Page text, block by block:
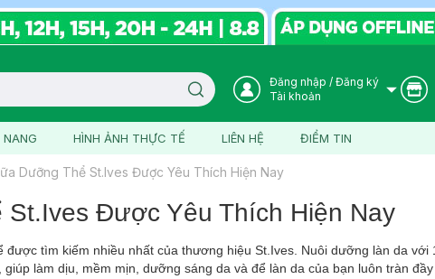
Search icon User Icon
Đăng nhập / Đăng ký
Tài khoản
HÌNH ẢNH THỰC TẾ LIÊN HỆ ĐIỂM TIN
Dưỡng Thể St.Ives Được Yêu Thích Hiện Nay
Được Yêu Thích Hiện Nay
tìm kiếm nhiều nhất của thương hiệu St.Ives. Nuôi dưỡng làn da với
làm dịu, mềm mịn, dưỡng sáng da và để làn da của bạn luôn tràn